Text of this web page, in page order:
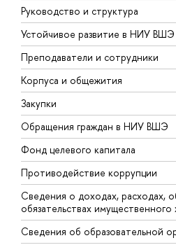
Руководство и структура
Устойчивое развитие в НИУ ВШЭ
Преподаватели и сотрудники
Корпуса и общежития
Закупки
Обращения граждан в НИУ ВШЭ
Фонд целевого капитала
Противодействие коррупции
Сведения о доходах, расходах,
обязательствах имущественного
Сведения об образовательной